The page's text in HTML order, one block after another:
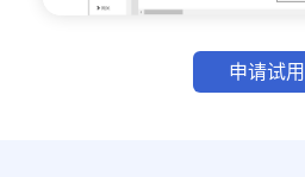
申请试用